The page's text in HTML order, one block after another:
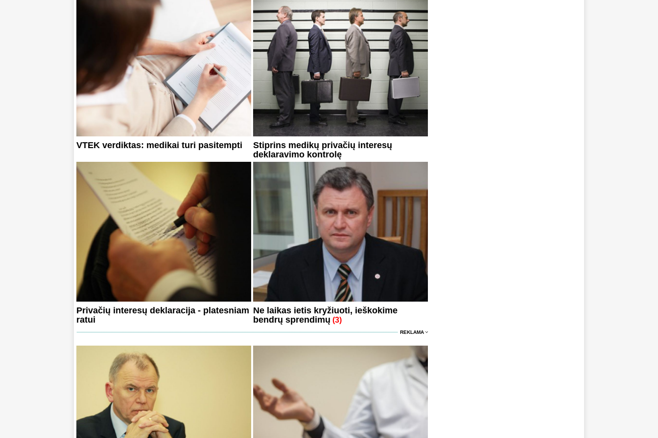
VTEK verdiktas: medikai turi pasitempti
Stiprins medikų privačių interesų
deklaravimo kontrolę
Privačių interesų deklaracija - platesniam
ratui
Ne laikas ietis kryžiuoti, ieškokime
bendrų sprendimų (3)
REKLAMA